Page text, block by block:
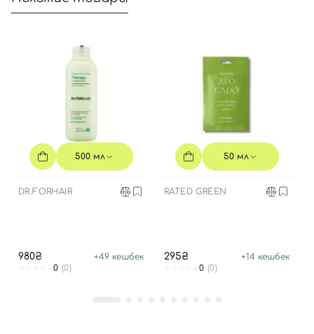
500 мл
DR.FORHAIR
980₴ +49 кешбек
0 (0)
50 мл
RATED GREEN
295₴ +14 кешбек
0 (0)